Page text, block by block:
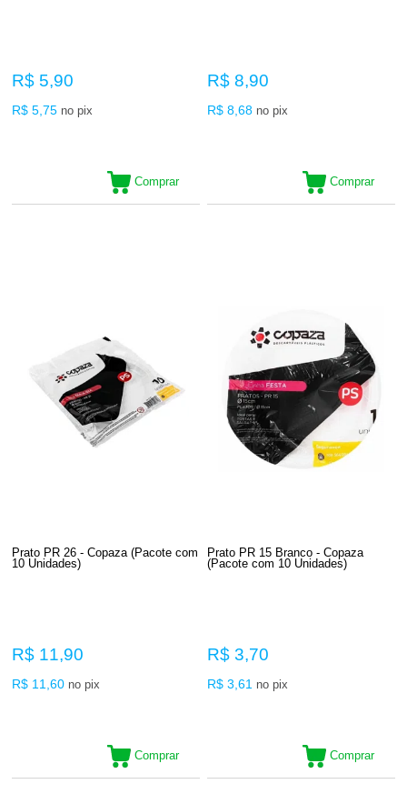
R$ 5,90
R$ 5,75 no pix
Comprar
R$ 8,90
R$ 8,68 no pix
Comprar
Prato PR 26 - Copaza (Pacote com
10 Unidades)
R$ 11,90
R$ 11,60 no pix
Comprar
Prato PR 15 Branco - Copaza
(Pacote com 10 Unidades)
R$ 3,70
R$ 3,61 no pix
Comprar